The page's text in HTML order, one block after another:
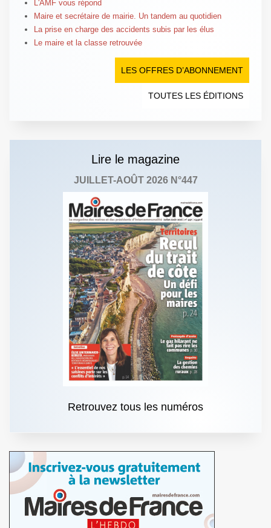
L'AMF vous répond
Maire et secrétaire de mairie. Un tandem au quotidien
La prise en charge des accidents subis par les élus
Le maire et la classe retrouvée
LES OFFRES D’ABONNEMENT
TOUTES LES ÉDITIONS
Lire le magazine
JUILLET-AOÛT 2026 N°447
Retrouvez tous les numéros